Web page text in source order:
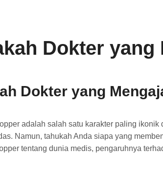
Dokter yang
Dokter yang
adalah salah satu karakter paling ikonik
Namun, tahukah Anda siapa yang
tentang dunia medis, pengaruhnya